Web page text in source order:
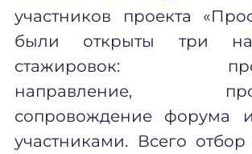
участников проекта
были открыты три
стажировок:
направление,
сопровождение форума
участниками. Всего